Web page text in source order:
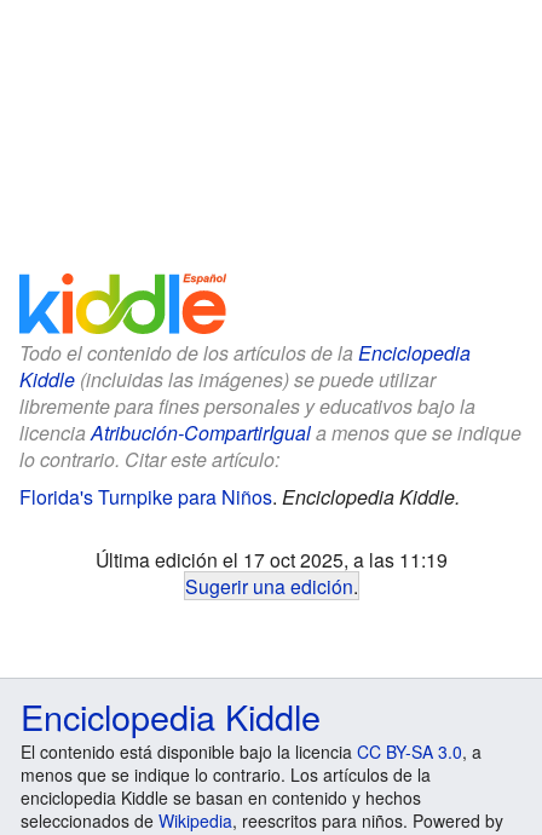
Todo el contenido de los artículos de la Enciclopedia
Kiddle (incluidas las imágenes) se puede utilizar
libremente para fines personales y educativos bajo la
licenciaAtribución-CompartirIguala menos que se indique
lo contrario. Citar este artículo:
Florida's Turnpike para Niños. Enciclopedia Kiddle.
Última edición el 17 oct 2025, a las 11:19
Sugerir una edición.
Enciclopedia Kiddle
El contenido está disponible bajo la licencia CC BY-SA 3.0, a
menos que se indique lo contrario. Los artículos de la
enciclopedia Kiddle se basan en contenido y hechos
seleccionados de Wikipedia, reescritos para niños. Powered by